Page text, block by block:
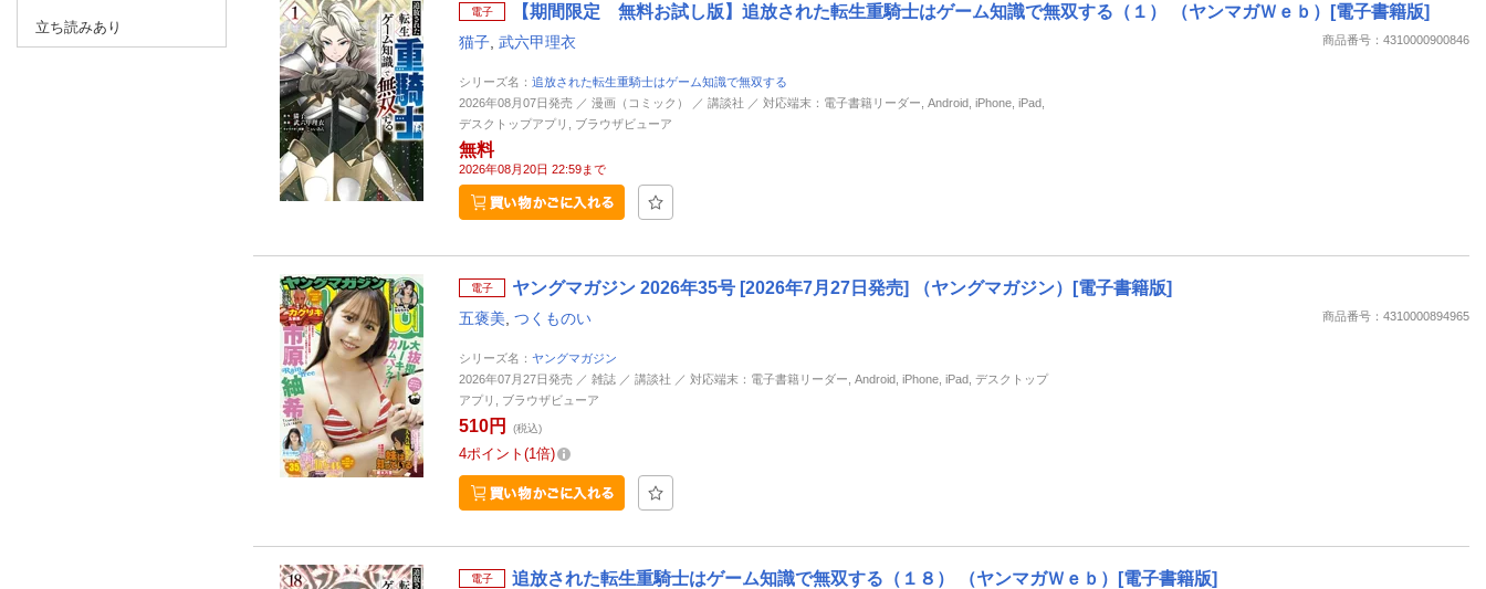
立ち読みあり
電子 【期間限定 無料お試し版】追放された転生重騎士はゲーム知識で無双する（１） （ヤンマガＷｅｂ）[電子書籍版]
猫子 武六甲理衣 商品番号：4310000900846
シリーズ名： 追放された転生重騎士はゲーム知識で無双する
2026年08月07日発売 ／ 漫画（コミック） ／ 講談社 ／ 対応端末：電子書籍リーダー, Android, iPhone, iPad,
デスクトップアプリ, ブラウザビューア
無料
2026年08月20日 22:59まで
電子 ヤングマガジン 2026年35号 [2026年7月27日発売] （ヤングマガジン）[電子書籍版]
五褒美 つくものい 商品番号：4310000894965
シリーズ名： ヤングマガジン
2026年07月27日発売 ／ 雑誌 ／ 講談社 ／ 対応端末：電子書籍リーダー, Android, iPhone, iPad, デスクトップ
アプリ, ブラウザビューア
510円 (税込)
4ポイント 1倍
電子 追放された転生重騎士はゲーム知識で無双する（１８） （ヤンマガＷｅｂ）[電子書籍版]